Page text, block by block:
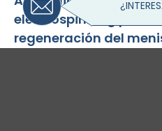
electrospinning para la
regeneración del